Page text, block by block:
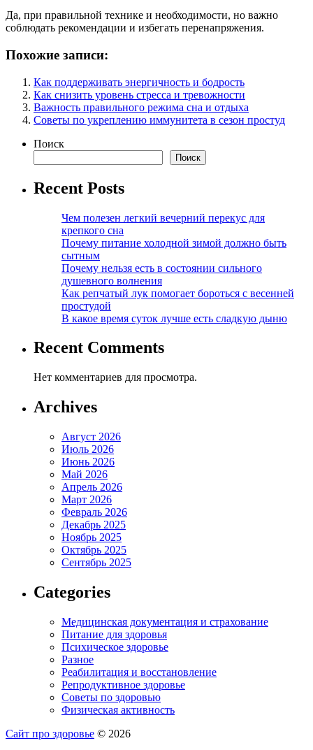
Да, при правильной технике и необходимости, но важно
соблюдать рекомендации и избегать перенапряжения.
Похожие записи:
Как поддерживать энергичность и бодрость
Как снизить уровень стресса и тревожности
Важность правильного режима сна и отдыха
Советы по укреплению иммунитета в сезон простуд
Поиск
Поиск
Recent Posts
Чем полезен легкий вечерний перекус для
крепкого сна
Почему питание холодной зимой должно быть
сытным
Почему нельзя есть в состоянии сильного
душевного волнения
Как репчатый лук помогает бороться с весенней
простудой
В какое время суток лучше есть сладкую дыню
Recent Comments
Нет комментариев для просмотра.
Archives
Август 2026
Июль 2026
Июнь 2026
Май 2026
Апрель 2026
Март 2026
Февраль 2026
Декабрь 2025
Ноябрь 2025
Октябрь 2025
Сентябрь 2025
Categories
Медицинская документация и страхование
Питание для здоровья
Психическое здоровье
Разное
Реабилитация и восстановление
Репродуктивное здоровье
Советы по здоровью
Физическая активность
Сайт про здоровье © 2026